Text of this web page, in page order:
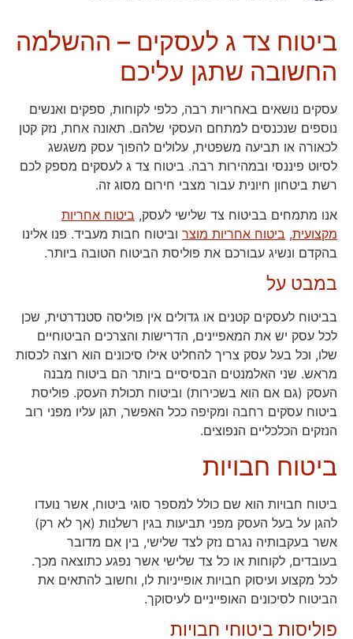
ביטוח צד ג לעסקים – ההשלמה
החשובה שתגן עליכם
עסקים נושאים באחריות רבה, כלפי לקוחות, ספקים ואנשים
נוספים שנכנסים למתחם העסקי שלהם. תאונה אחת, נזק קטן
לכאורה או תביעה משפטית, עלולים להפוך עסק משגשג
לסיוט פיננסי ובמהירות רבה. ביטוח צד ג לעסקים מספק לכם
רשת ביטחון חיונית עבור מצבי חירום מסוג זה.
אנו מתמחים בביטוח צד שלישי לעסק, ביטוח אחריות
מקצועית, ביטוח אחריות מוצר וביטוח חבות מעביד. פנו אלינו
בהקדם ונשיג עבורכם את פוליסת הביטוח הטובה ביותר.
במבט על
בביטוח לעסקים קטנים או גדולים אין פוליסה סטנדרטית, שכן
לכל עסק יש את המאפיינים, הדרישות והצרכים הביטוחיים
שלו, וכל בעל עסק צריך להחליט אילו סיכונים הוא רוצה לכסות
מראש. שני האלמנטים הבסיסיים ביותר הם ביטוח מבנה
העסק (גם אם הוא בשכירות) וביטוח תכולת העסק. פוליסת
ביטוח עסקים רחבה ומקיפה ככל האפשר, תגן עליו מפני רוב
הנזקים הכלכליים הנפוצים.
ביטוח חבויות
ביטוח חבויות הוא שם כולל למספר סוגי ביטוח, אשר נועדו
להגן על בעל העסק מפני תביעות בגין רשלנות (אך לא רק)
אשר בעקבותיה נגרם נזק לצד שלישי, בין אם מדובר
בעובדים, לקוחות או כל צד שלישי אשר נפגע כתוצאה מכך.
לכל מקצוע ועיסוק חבויות אופייניות לו, וחשוב להתאים את
הביטוח לסיכונים האופייניים לעיסוקך.
פוליסות ביטוחי חבויות